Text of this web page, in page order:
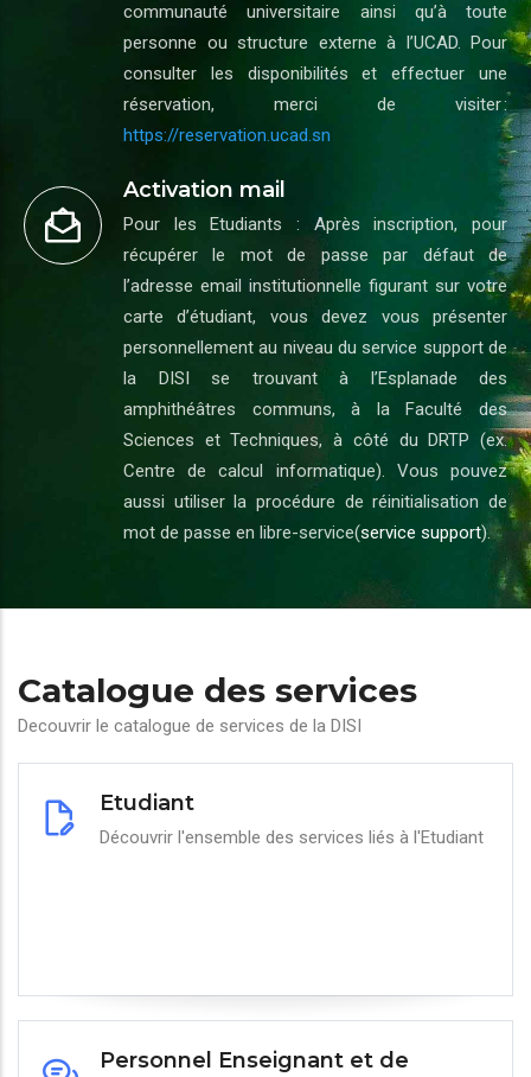
communauté universitaire ainsi qu’à toute
personne ou structure externe à l’UCAD. Pour
consulter les disponibilités et effectuer une
réservation, merci de visiter :
https://reservation.ucad.sn
Activation mail
Pour les Etudiants : Après inscription, pour
récupérer le mot de passe par défaut de
l’adresse email institutionnelle figurant sur votre
carte d’étudiant, vous devez vous présenter
personnellement au niveau du service support de
la DISI se trouvant à l’Esplanade des
amphithéâtres communs, à la Faculté des
Sciences et Techniques, à côté du DRTP (ex.
Centre de calcul informatique). Vous pouvez
aussi utiliser la procédure de réinitialisation de
mot de passe en libre-service(service support).
Catalogue des services
Decouvrir le catalogue de services de la DISI
Etudiant
Découvrir l'ensemble des services liés à l'Etudiant
Personnel Enseignant et de